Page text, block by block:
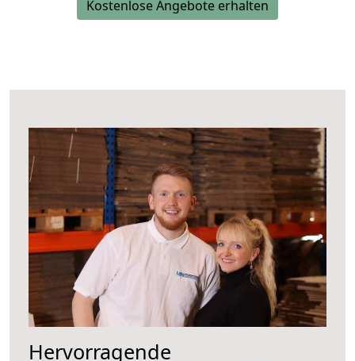
Kostenlose Angebote erhalten
Hervorragende